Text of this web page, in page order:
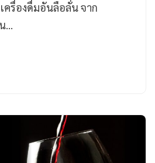
ครื่องดื่มอันลือลั่น จาก
…